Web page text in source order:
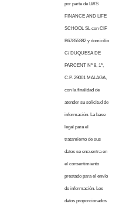
por parte de LWS
FINANCE AND LIFE
SCHOOL SL con CIF
B67855882 y domicilio
C/ DUQUESA DE
PARCENT Nº 8, 1º,
C.P. 29001 MALAGA,
con la finalidad de
atender su solicitud de
información. La base
legal para el
tratamiento de sus
datos se encuentra en
el consentimiento
prestado para el envío
de información. Los
datos proporcionados